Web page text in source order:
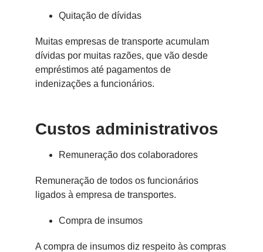
Quitação de dívidas
Muitas empresas de transporte acumulam
dívidas por muitas razões, que vão desde
empréstimos até pagamentos de
indenizações a funcionários.
Custos administrativos
Remuneração dos colaboradores
Remuneração de todos os funcionários
ligados à empresa de transportes.
Compra de insumos
A compra de insumos diz respeito às compras